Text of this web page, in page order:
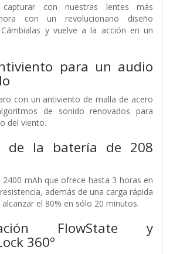
con nuestras lentes más
con un revolucionario diseño
Cámbialas y vuelve a la acción en un
para un audio
con un antiviento de malla de acero
de sonido renovados para
del viento.
de la batería de 208
2400 mAh que ofrece hasta 3 horas en
además de una carga rápida
el 80% en sólo 20 minutos.
FlowState y
360º